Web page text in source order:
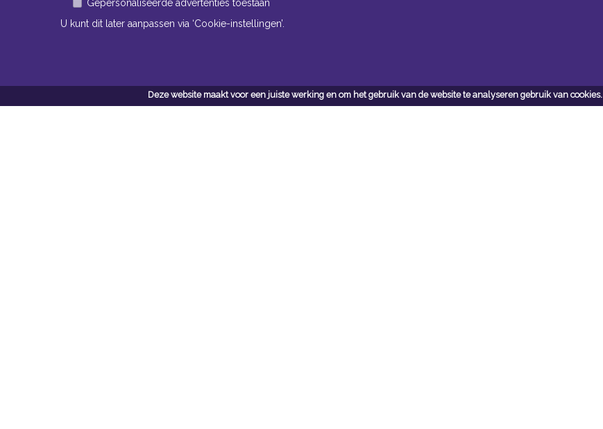
Deze website maakt voor een juiste werking en om het gebruik van de website te analyseren gebruik van cookies.
Gepersonaliseerde advertenties toestaan
U kunt dit later aanpassen via ‘Cookie-instellingen’.